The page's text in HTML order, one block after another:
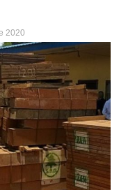
2020